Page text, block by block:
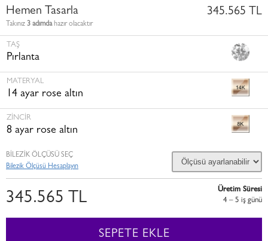
Hemen Tasarla
Takınız 3 adımdahazır olacaktır
345.565 TL
TAŞ
Pırlanta
MATERYAL
14 ayar rose altın
ZINCIR
8 ayar rose altın
BİLEZİK ÖLÇÜSÜ SEÇ
Bilezik Ölçüsü Hesaplayın
345.565 TL
Üretim Süresi
4 – 5 i̇ş günü
SEPETE EKLE